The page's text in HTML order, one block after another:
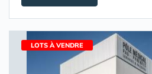
LOTS À VENDRE